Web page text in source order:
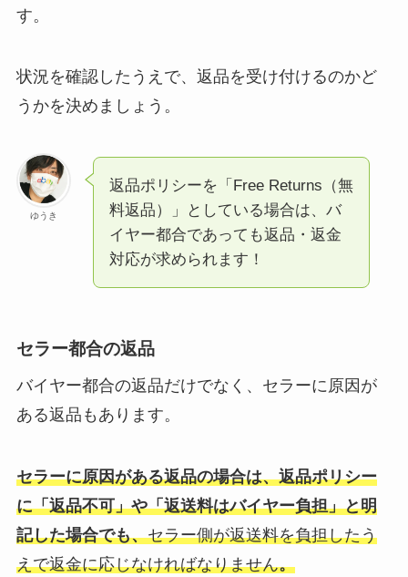
す。
状況を確認したうえで、返品を受け付けるのかど
うかを決めましょう。
ゆうき
返品ポリシーを「Free Returns（無
料返品）」としている場合は、バ
イヤー都合であっても返品・返金
対応が求められます！
セラー都合の返品
バイヤー都合の返品だけでなく、セラーに原因が
ある返品もあります。
セラーに原因がある返品の場合は、返品ポリシー
に「返品不可」や「返送料はバイヤー負担」と明
記した場合でも、セラー側が返送料を負担したう
えで返金に応じなければなりません。